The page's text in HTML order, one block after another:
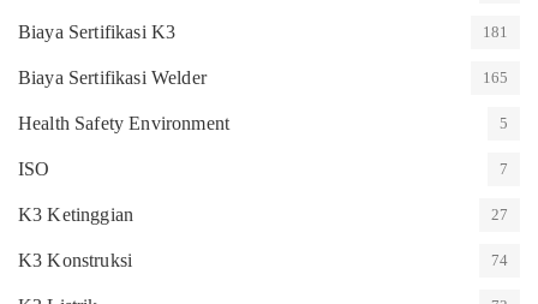
Biaya Sertifikasi K3 181
Biaya Sertifikasi Welder 165
Health Safety Environment 5
ISO 7
K3 Ketinggian 27
K3 Konstruksi 74